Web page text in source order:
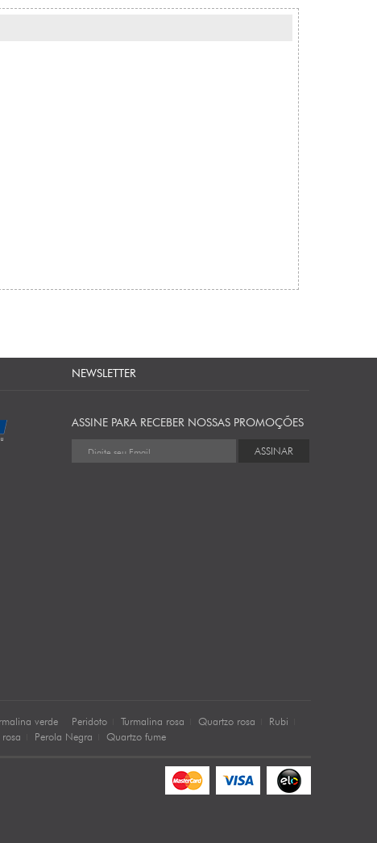
NEWSLETTER
ASSINE PARA RECEBER NOSSAS PROMOÇÕES
ASSINAR
verde Peridoto Turmalina rosa Quartzo rosa
Rubi
Perola Negra Quartzo fume